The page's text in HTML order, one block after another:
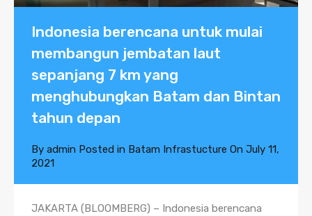
Indonesia berencana untuk mulai
membangun jembatan laut
sepanjang 7 km yang
menghubungkan Batam dan Bintan
tahun depan
By admin Posted in Batam Infrastucture On July 11,
2021
JAKARTA (BLOOMBERG) – Indonesia berencana